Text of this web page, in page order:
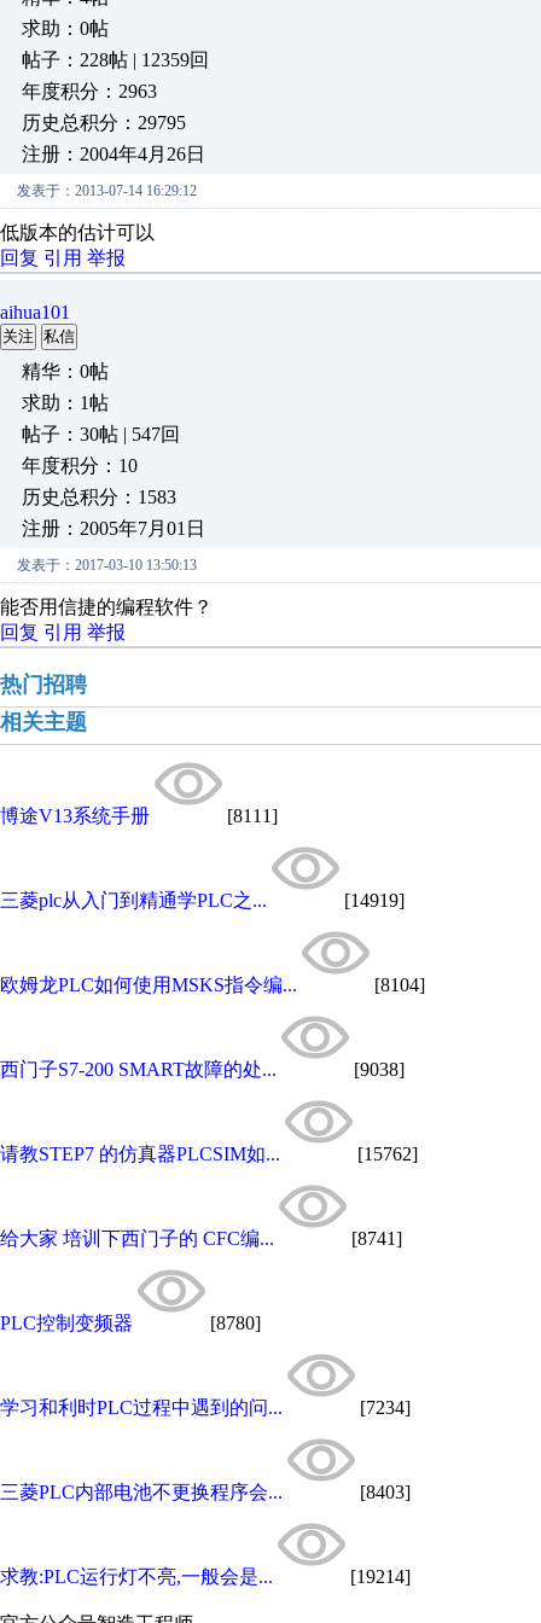
求助：0帖
帖子：228帖 | 12359回
年度积分：2963
历史总积分：29795
注册：2004年4月26日
发表于：2013-07-14 16:29:12
低版本的估计可以
回复 引用 举报
aihua101
关注 私信
精华：0帖
求助：1帖
帖子：30帖 | 547回
年度积分：10
历史总积分：1583
注册：2005年7月01日
发表于：2017-03-10 13:50:13
能否用信捷的编程软件？
回复 引用 举报
热门招聘
相关主题
博途V13系统手册 [8111]
三菱plc从入门到精通学PLC之... [14919]
欧姆龙PLC如何使用MSKS指令编... [8104]
西门子S7-200 SMART故障的处... [9038]
请教STEP7 的仿真器PLCSIM如... [15762]
给大家 培训下西门子的 CFC编... [8741]
PLC控制变频器 [8780]
学习和利时PLC过程中遇到的问... [7234]
三菱PLC内部电池不更换程序会... [8403]
求教:PLC运行灯不亮,一般会是... [19214]